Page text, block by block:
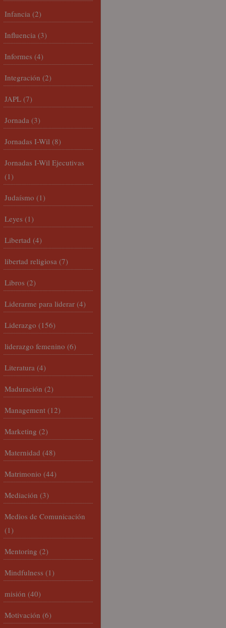
Infancia (2)
Influencia (3)
Informes (4)
Integración (2)
JAPL (7)
Jornada (3)
Jornadas I-Wil (8)
Jornadas I-Wil Ejecutivas
(1)
Judaísmo (1)
Leyes (1)
Libertad (4)
libertad religiosa (7)
Libros (2)
Liderarme para liderar (4)
Liderazgo (156)
liderazgo femenino (6)
Literatura (4)
Maduración (2)
Management (12)
Marketing (2)
Maternidad (48)
Matrimonio (44)
Mediación (3)
Medios de Comunicación
(1)
Mentoring (2)
Mindfulness (1)
misión (40)
Motivación (6)